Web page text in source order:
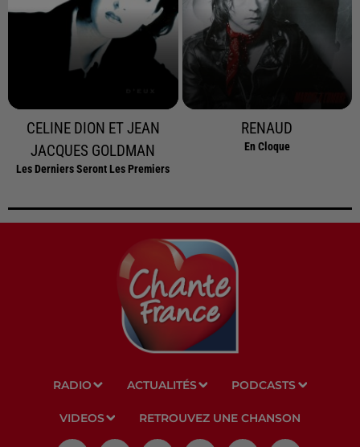
CELINE DION ET JEAN
JACQUES GOLDMAN
Les Derniers Seront Les Premiers
RENAUD
En Cloque
RADIO ACTUALITÉS PODCASTS
VIDEOS RETROUVEZ UNE CHANSON